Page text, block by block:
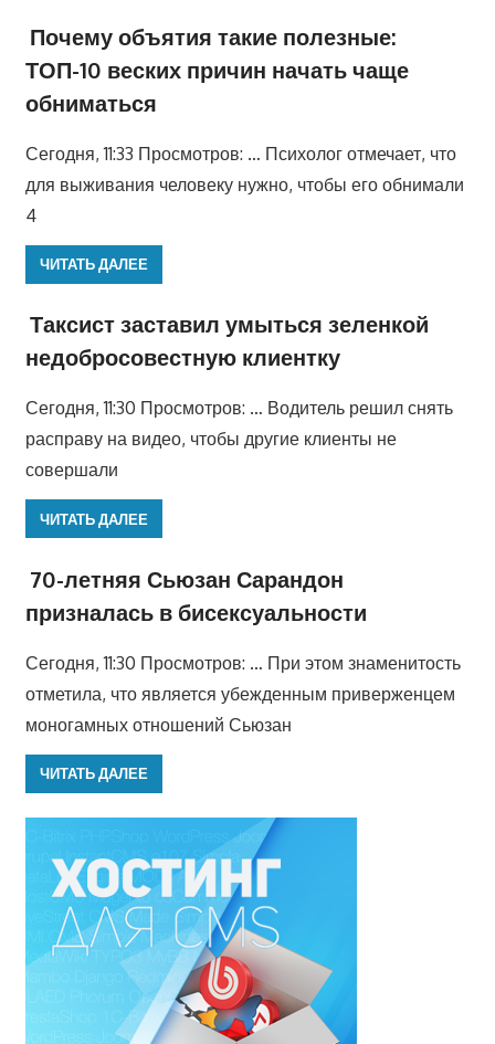
Почему объятия такие полезные:
ТОП-10 веских причин начать чаще
обниматься
Сегодня, 11:33 Просмотров: … Психолог отмечает, что
для выживания человеку нужно, чтобы его обнимали
4
ЧИТАТЬ ДАЛЕЕ
Таксист заставил умыться зеленкой
недобросовестную клиентку
Сегодня, 11:30 Просмотров: … Водитель решил снять
расправу на видео, чтобы другие клиенты не
совершали
ЧИТАТЬ ДАЛЕЕ
70-летняя Сьюзан Сарандон
призналась в бисексуальности
Сегодня, 11:30 Просмотров: … При этом знаменитость
отметила, что является убежденным приверженцем
моногамных отношений Сьюзан
ЧИТАТЬ ДАЛЕЕ